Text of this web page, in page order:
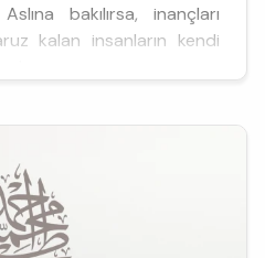
bakılırsa, inançları
kalan insanların kendi